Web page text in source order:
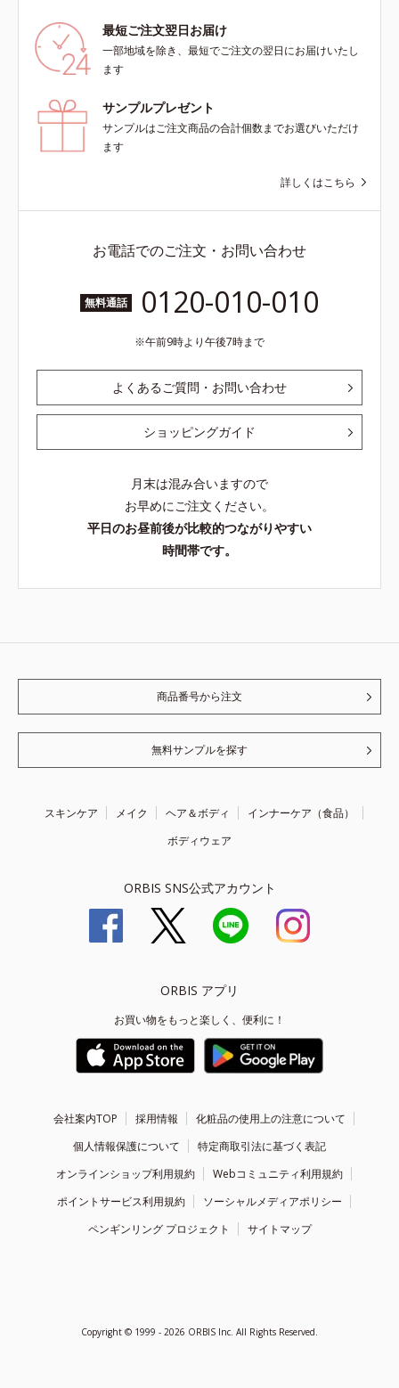
最短ご注文翌日お届け
一部地域を除き、最短でご注文の翌日にお届けいたし
ます
サンプルプレゼント
サンプルはご注文商品の合計個数までお選びいただけ
ます
詳しくはこちら
お電話でのご注文・お問い合わせ
無料通話 0120-010-010
午前9時より午後7時まで
よくあるご質問・お問い合わせ
ショッピングガイド
月末は混み合いますので
お早めにご注文ください。
平日のお昼前後が比較的つながりやすい
時間帯です。
商品番号から注文
無料サンプルを探す
スキンケア メイク ヘア＆ボディ
インナーケア（食品）
ボディウェア
ORBIS SNS公式アカウント
ORBIS アプリ
お買い物をもっと楽しく、便利に！
会社案内TOP 採用情報
化粧品の使用上の注意について
個人情報保護について
特定商取引法に基づく表記
オンラインショップ利用規約
Webコミュニティ利用規約
ポイントサービス利用規約
ソーシャルメディアポリシー
ペンギンリング プロジェクト
サイトマップ
Copyright © 1999 - 2026 ORBIS Inc. All Rights Reserved.